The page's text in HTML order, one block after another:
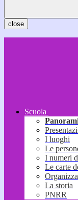
close
Scuola
I luoghi
Le
I numeri
Le carte
La storia
PNRR